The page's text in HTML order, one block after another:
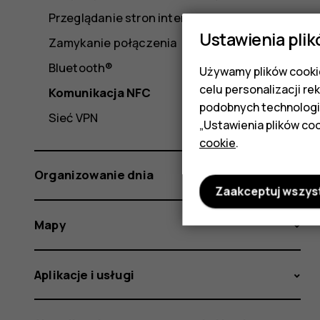
Przeglądanie stron internetowych
Zamykanie połączenia
Bluetooth®
Komunikacja NFC
Sieć VPN
Organizowanie dnia
Mapy
Aplikacje i usługi
Ustawienia
Używamy plików
celu personalizacji
podobnych
„Ustawienia plików
cookie.
Zaakceptuj